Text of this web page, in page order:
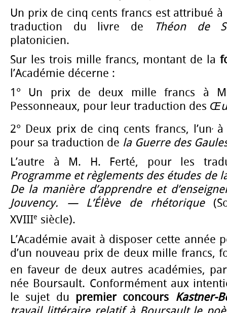
Un prix de cinq cents francs est attribué à
traduction du livre de
Théon de
platonicien.
Sur les trois mille francs, montant de la
l’Académie décerne :
1° Un prix de deux mille francs à
Pessonneaux, pour leur traduction des
2° Deux prix de cinq cents francs, l’un, à
pour sa traduction de la Guerre des
L’autre à M. H. Ferté, pour les
Programme et règlements des études de
De la manière d’apprendre et
Jouvency. — L’Élève de rhétorique
XVIIIe siècle).
L’Académie avait à disposer cette année
d’un nouveau prix de deux mille francs,
en faveur de deux autres académies,
née Boursault. Conformément aux
le sujet du premier concours Kastner-